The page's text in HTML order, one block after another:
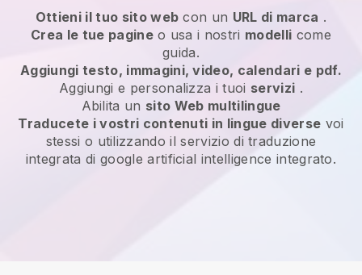
Ottieni il tuo sito web con un URL di marca .
Crea le tue pagineo usa i nostri modelli come
guida.
Aggiungi testo, immagini, video, calendari e pdf.
Aggiungi e personalizza i tuoi servizi .
Abilita un sito Web multilingue
Traducete i vostri contenuti in lingue diverse voi
stessi o utilizzando il servizio di traduzione
integrata di google artificial intelligence integrato.